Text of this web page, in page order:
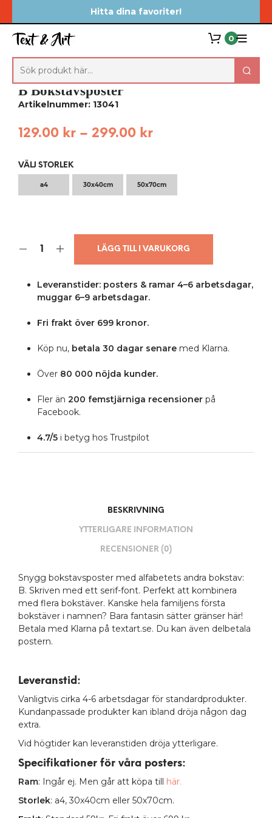
Hitta dina favoriter!
0
B Bokstavsposter
Artikelnummer: 13041
129.00 kr – 299.00 kr
VÄLJ STORLEK
a4 30x40cm 50x70cm
LÄGG TILL I VARUKORG
Leveranstider: posters & ramar 4–6 arbetsdagar,
muggar 6–9 arbetsdagar.
Fri frakt över 699 kronor.
Köp nu,betala 30 dagar senaremed Klarna.
Över 80 000 nöjda kunder.
Fler än 200 femstjärniga recensionerpå
Facebook.
4.7/5i betyg hos Trustpilot
BESKRIVNING
YTTERLIGARE INFORMATION
RECENSIONER (0)
Snygg bokstavsposter med alfabetets andra bokstav:
B. Skriven med ett serif-font. Perfekt att kombinera
med flera bokstäver. Kanske hela familjens första
bokstäver i namnen? Bara fantasin sätter gränser här!
Betala med Klarna på textart.se. Du kan även delbetala
postern.
Leveranstid:
Vanligtvis cirka 4-6 arbetsdagar för standardprodukter.
Kundanpassade produkter kan ibland dröja någon dag
extra.
Vid högtider kan leveranstiden dröja ytterligare.
Specifikationer för våra posters:
Ram: Ingår ej. Men går att köpa till här.
Storlek: a4, 30x40cm eller 50x70cm.